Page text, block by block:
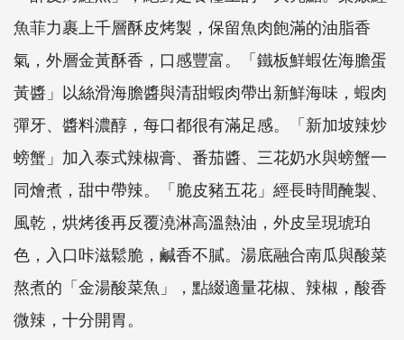
魚菲力裹上千層酥皮烤製，保留魚肉飽滿的油脂香
氣，外層金黃酥香，口感豐富。「鐵板鮮蝦佐海膽蛋
黃醬」以絲滑海膽醬與清甜蝦肉帶出新鮮海味，蝦肉
彈牙、醬料濃醇，每口都很有滿足感。「新加坡辣炒
螃蟹」加入泰式辣椒膏、番茄醬、三花奶水與螃蟹一
同燴煮，甜中帶辣。「脆皮豬五花」經長時間醃製、
風乾，烘烤後再反覆澆淋高溫熱油，外皮呈現琥珀
色，入口咔滋鬆脆，鹹香不膩。湯底融合南瓜與酸菜
熬煮的「金湯酸菜魚」，點綴適量花椒、辣椒，酸香
微辣，十分開胃。